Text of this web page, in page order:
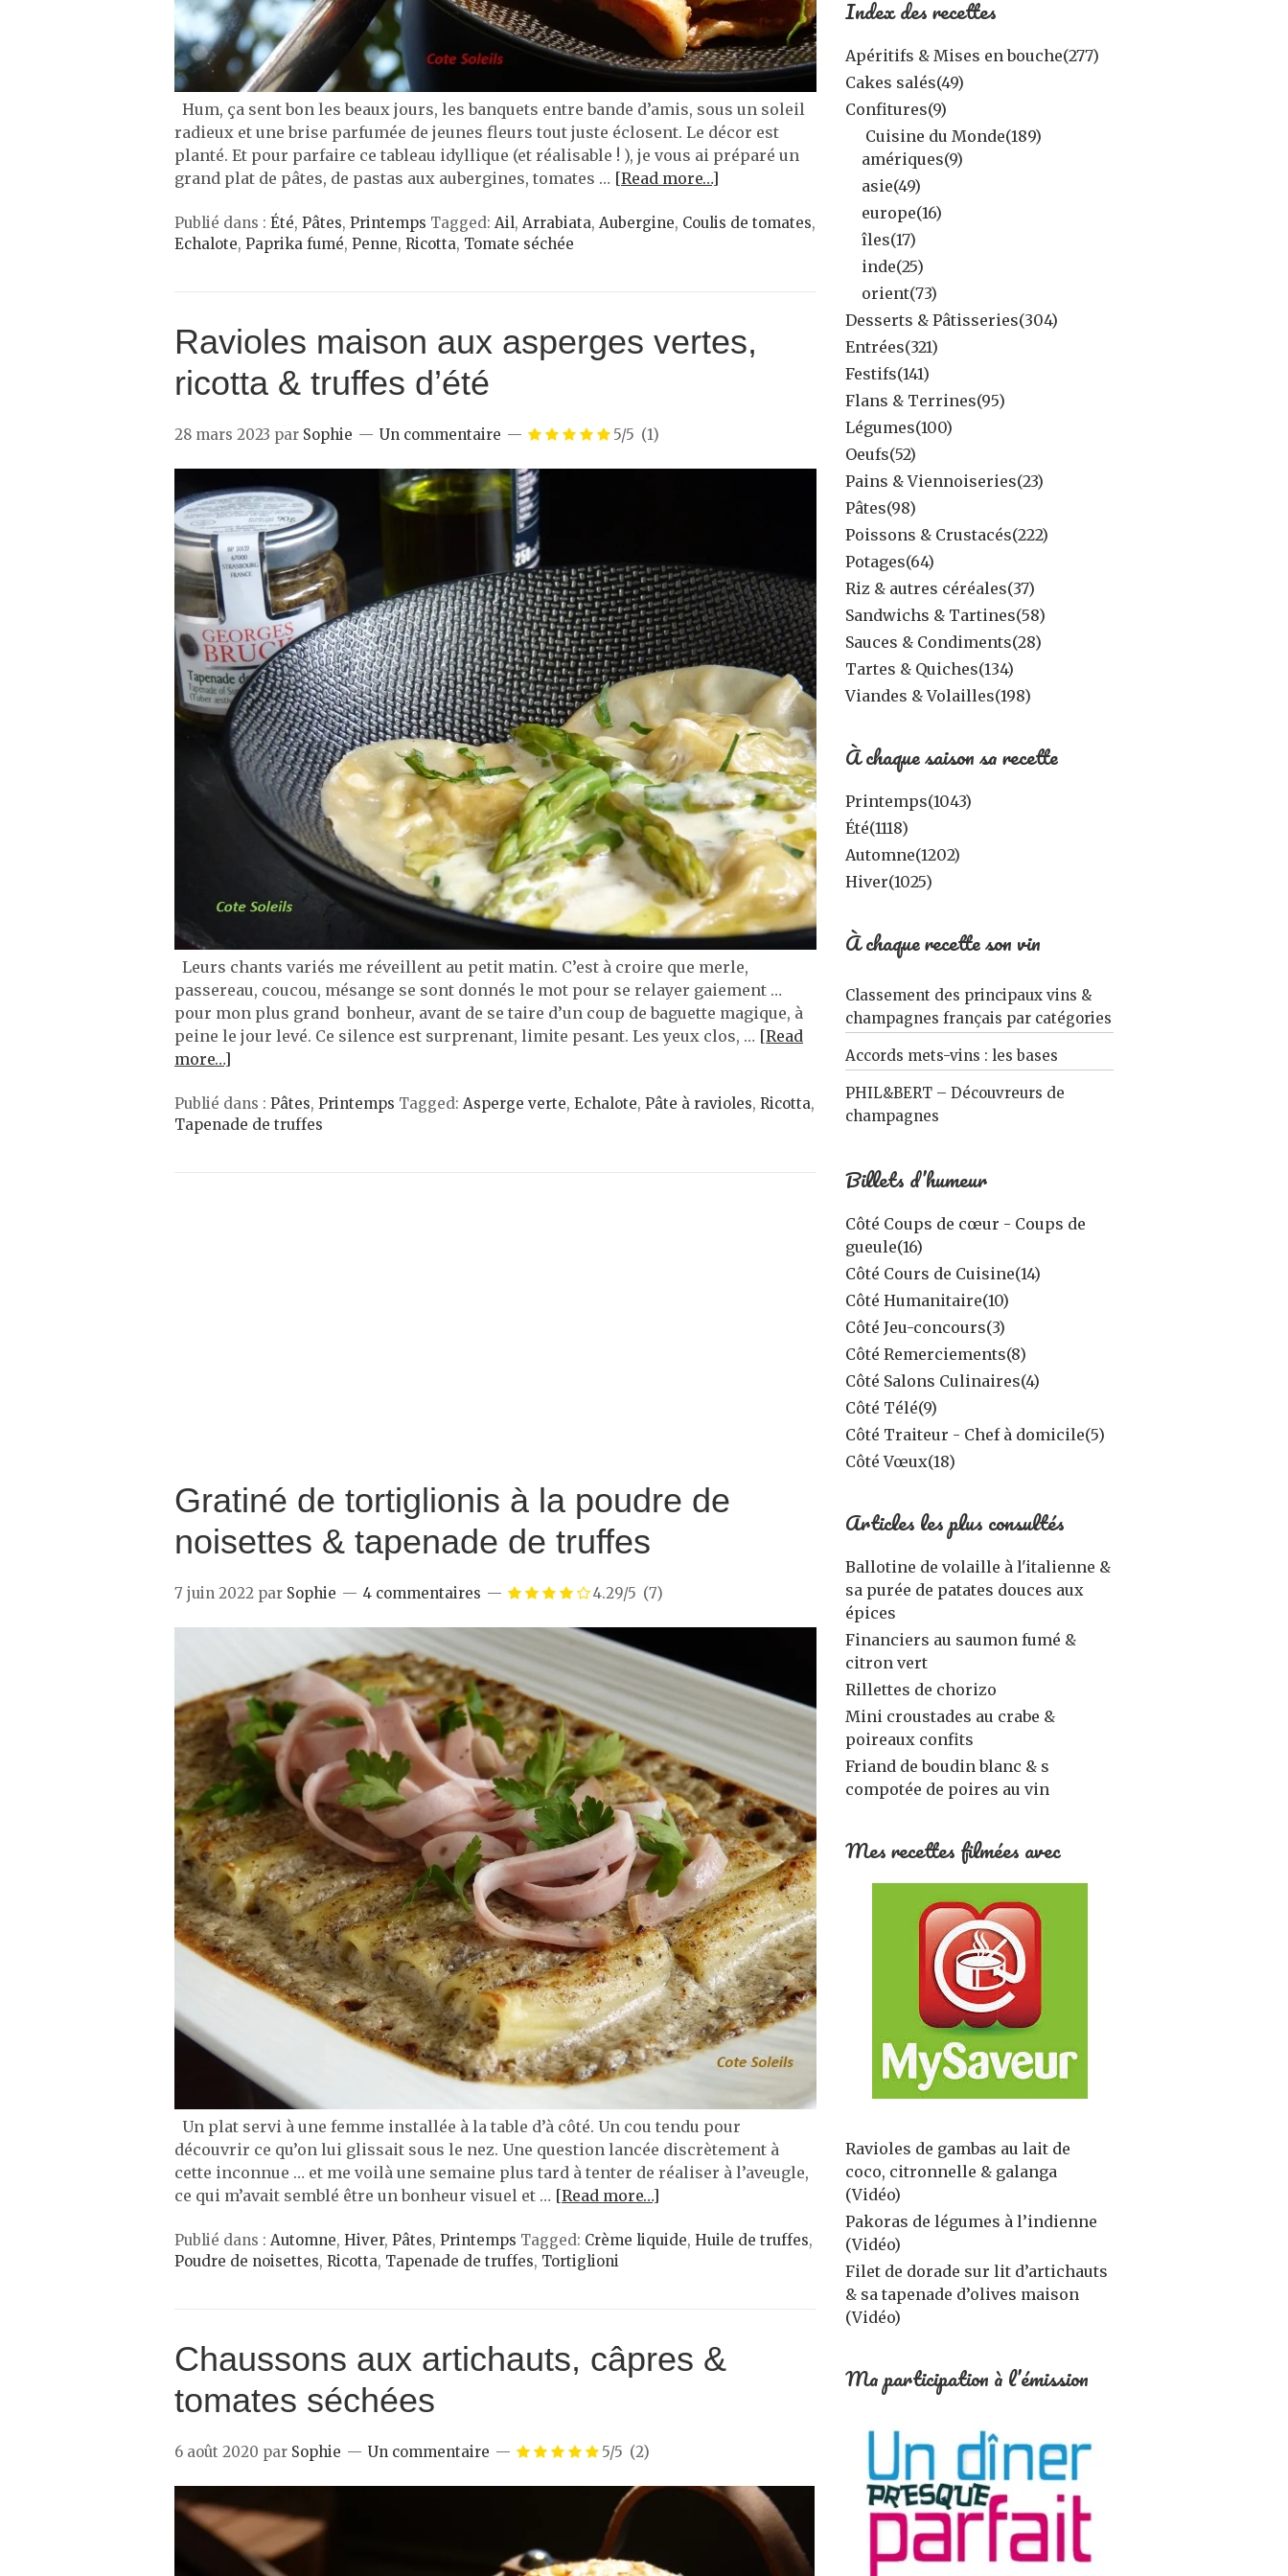
Hum, ça sent bon les beaux jours, les banquets entre bande d’amis, sous un soleil
radieux et une brise parfumée de jeunes fleurs tout juste éclosent. Le décor est
planté. Et pour parfaire ce tableau idyllique (et réalisable ! ), je vous ai préparé un
grand plat de pâtes, de pastas aux aubergines, tomates … [Read more…]
Publié dans : Été, Pâtes, Printemps Tagged: Ail, Arrabiata, Aubergine, Coulis de tomates,
Echalote, Paprika fumé, Penne, Ricotta, Tomate séchée
Ravioles maison aux asperges vertes,
ricotta & truffes d’été
28 mars 2023 par Sophie Un commentaire 5/5 (1)
Leurs chants variés me réveillent au petit matin. C’est à croire que merle,
passereau, coucou, mésange se sont donnés le mot pour se relayer gaiement …
pour mon plus grand bonheur, avant de se taire d’un coup de baguette magique, à
peine le jour levé. Ce silence est surprenant, limite pesant. Les yeux clos, … [Read
more…]
Publié dans : Pâtes, Printemps Tagged: Asperge verte, Echalote, Pâte à ravioles, Ricotta,
Tapenade de truffes
Gratiné de tortiglionis à la poudre de
noisettes & tapenade de truffes
7 juin 2022 par Sophie 4 commentaires 4.29/5 (7)
Un plat servi à une femme installée à la table d’à côté. Un cou tendu pour
découvrir ce qu’on lui glissait sous le nez. Une question lancée discrètement à
cette inconnue … et me voilà une semaine plus tard à tenter de réaliser à l’aveugle,
ce qui m’avait semblé être un bonheur visuel et … [Read more…]
Publié dans : Automne, Hiver, Pâtes, Printemps Tagged: Crème liquide, Huile de truffes,
Poudre de noisettes, Ricotta, Tapenade de truffes, Tortiglioni
Chaussons aux artichauts, câpres &
tomates séchées
6 août 2020 par Sophie Un commentaire 5/5 (2)
Index des recettes
Apéritifs & Mises en bouche(277)
Cakes salés(49)
Confitures(9)
Cuisine du Monde(189)
amériques(9)
asie(49)
europe(16)
îles(17)
inde(25)
orient(73)
Desserts & Pâtisseries(304)
Entrées(321)
Festifs(141)
Flans & Terrines(95)
Légumes(100)
Oeufs(52)
Pains & Viennoiseries(23)
Pâtes(98)
Poissons & Crustacés(222)
Potages(64)
Riz & autres céréales(37)
Sandwichs & Tartines(58)
Sauces & Condiments(28)
Tartes & Quiches(134)
Viandes & Volailles(198)
À chaque saison sa recette
Printemps(1043)
Été(1118)
Automne(1202)
Hiver(1025)
À chaque recette son vin
Classement des principaux vins &
champagnes français par catégories
Accords mets-vins : les bases
PHIL&BERT – Découvreurs de
champagnes
Billets d’humeur
Côté Coups de cœur - Coups de
gueule(16)
Côté Cours de Cuisine(14)
Côté Humanitaire(10)
Côté Jeu-concours(3)
Côté Remerciements(8)
Côté Salons Culinaires(4)
Côté Télé(9)
Côté Traiteur - Chef à domicile(5)
Côté Vœux(18)
Articles les plus consultés
Ballotine de volaille à l'italienne &
sa purée de patates douces aux
épices
Financiers au saumon fumé &
citron vert
Rillettes de chorizo
Mini croustades au crabe &
poireaux confits
Friand de boudin blanc & s
compotée de poires au vin
Mes recettes filmées avec
Ravioles de gambas au lait de
coco, citronnelle & galanga
(Vidéo)
Pakoras de légumes à l’indienne
(Vidéo)
Filet de dorade sur lit d’artichauts
& sa tapenade d’olives maison
(Vidéo)
Ma participation à l’émission